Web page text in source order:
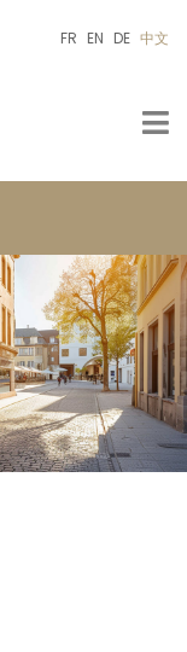
FR EN DE 中文